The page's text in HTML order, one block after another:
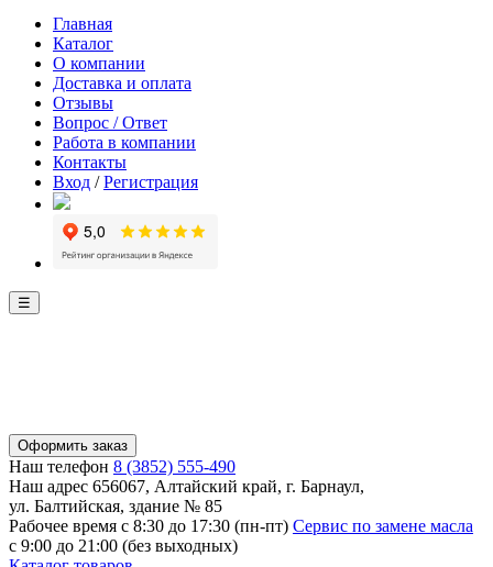
Главная
Каталог
О компании
Доставка и оплата
Отзывы
Вопрос / Ответ
Работа в компании
Контакты
Вход /Регистрация
☰
Оформить заказ
Наш телефон 8 (3852) 555-490
Наш адрес 656067, Алтайский край, г. Барнаул,
ул. Балтийская, здание № 85
Рабочее время с 8:30 до 17:30 (пн-пт) Сервис по замене масла
с 9:00 до 21:00 (без выходных)